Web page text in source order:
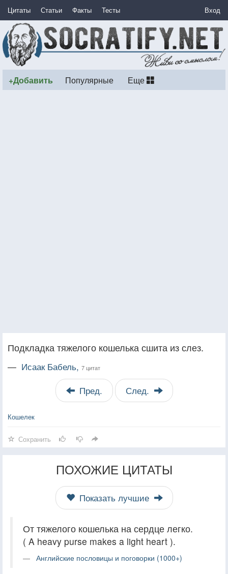
Цитаты Статьи Факты Тесты Вход
+Добавить Популярные Еще
Подкладка тяжелого кошелька сшита из слез.
— Исаак Бабель, 7 цитат
Пред. След.
Кошелек
Сохранить
ПОХОЖИЕ ЦИТАТЫ
Показать лучшие
От тяжелого кошелька на сердце легко.
( A heavy purse makes a light heart ).
Английские пословицы и поговорки (1000+)